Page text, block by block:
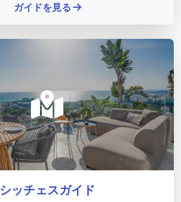
ガイドを見る
シッチェスガイド